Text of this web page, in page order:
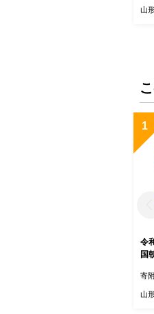
61
山
1
令
国
kg
寄
山